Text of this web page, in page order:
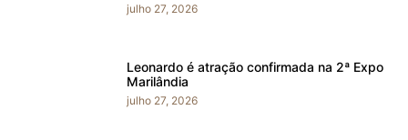
julho 27, 2026
Leonardo é atração confirmada na 2ª Expo
Marilândia
julho 27, 2026